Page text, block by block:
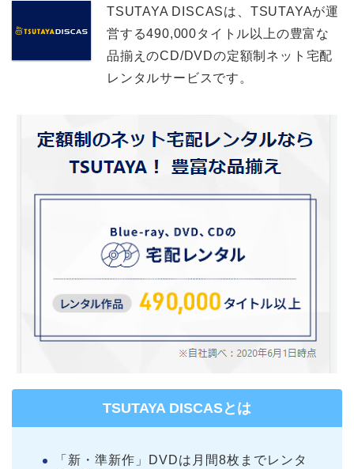
TSUTAYA DISCASは、TSUTAYAが運
営する490,000タイトル以上の豊富な
品揃えのCD/DVDの定額制ネット宅配
レンタルサービスです。
TSUTAYA DISCASとは
「新・準新作」DVDは月間8枚までレンタ